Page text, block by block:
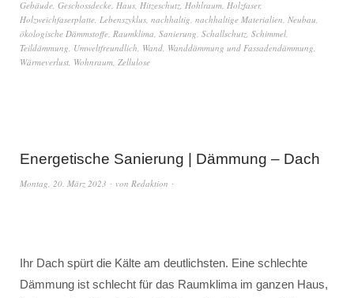
Gebäude, Geschossdecke, Haus, Hitzeschutz, Hohlraum, Holzfaser,
Holzweichfaserplatte, Lebenszyklus, nachhaltig, nachhaltige Materialien, Neubau,
ökologische Dämmstoffe, Raumklima, Sanierung, Schallschutz, Schimmel,
Teildämmung, Umweltfreundlich, Wand, Wanddämmung und Fassadendämmung,
Wärmeverlust, Wohnraum, Zellulose
Energetische Sanierung | Dämmung – Dach
Montag, 20. März 2023 von Redaktion
Ihr Dach spürt die Kälte am deutlichsten. Eine schlechte
Dämmung ist schlecht für das Raumklima im ganzen Haus,